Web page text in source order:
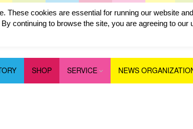
SHOP SERVICE NEWS
These cookies are essential for running our website
continuing to browse the site, you are agreeing to our